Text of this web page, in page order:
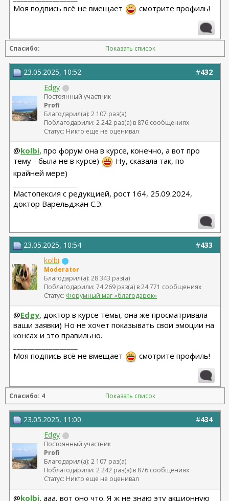
Моя подпись всё не вмещает
смотрите профиль!
Спасибо: Показать список
#432
23.05.2025, 10:52
Edgy
Постоянный участник
Profi
Благодарил(а): 2 107 раз(а)
Поблагодарили: 2 242 раз(а) в 876 сообщениях
Статус: Никто еще не оценивал
@kolbi, про форум она в курсе, конечно, а вот про
тему - была не в курсе)
Ну, сказала так, по
крайней мере)
Мастопексия с редукцией, рост 164, 25.09.2024,
доктор Варельджан С.Э.
#433
23.05.2025, 10:54
kolbi
Moderator
Благодарил(а): 28 343 раз(а)
Поблагодарили: 74 269 раз(а) в 24 771 сообщениях
Статус: Форумный маг «благодарок»
@Edgy, доктор в курсе темы, она же просматривала
ваши заявки) Но не хочет показывать свои эмоции на
консах и это правильно.
Моя подпись всё не вмещает
смотрите профиль!
Спасибо: 4 Показать список
#434
23.05.2025, 11:00
Edgy
Постоянный участник
Profi
Благодарил(а): 2 107 раз(а)
Поблагодарили: 2 242 раз(а) в 876 сообщениях
Статус: Никто еще не оценивал
@kolbi, ааа, вот оно что. Я ж не знаю эту акционную